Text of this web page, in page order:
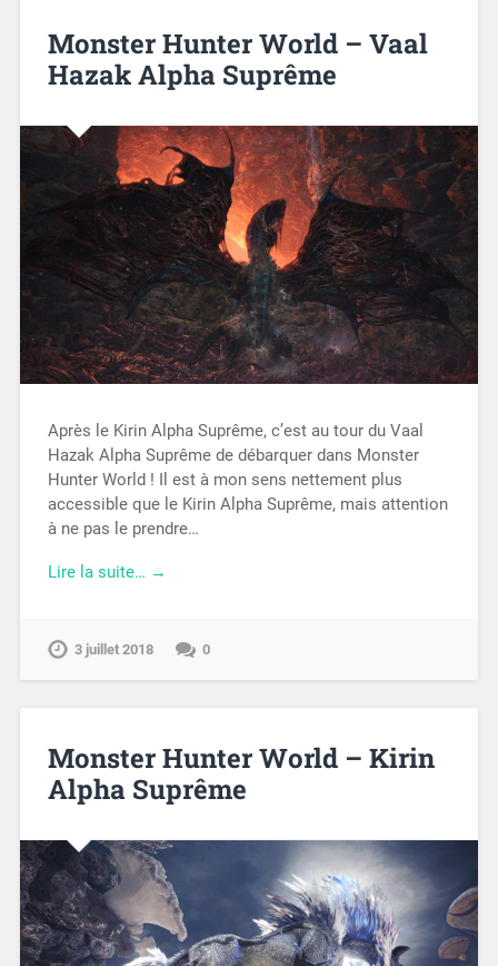
Monster Hunter World – Vaal
Hazak Alpha Suprême
Après le Kirin Alpha Suprême, c’est au tour du Vaal
Hazak Alpha Suprême de débarquer dans Monster
Hunter World ! Il est à mon sens nettement plus
accessible que le Kirin Alpha Suprême, mais attention
à ne pas le prendre…
Lire la suite… →
3 juillet 2018 0
Monster Hunter World – Kirin
Alpha Suprême